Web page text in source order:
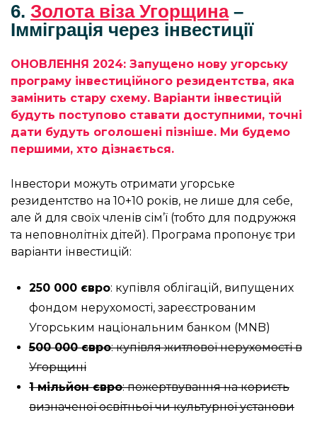
6. Золота віза Угорщина–
Імміграція через інвестиції
ОНОВЛЕННЯ 2024: Запущено нову угорську
програму інвестиційного резидентства, яка
замінить стару схему. Варіанти інвестицій
будуть поступово ставати доступними, точні
дати будуть оголошені пізніше. Ми будемо
першими, хто дізнається.
Інвестори можуть отримати угорське
резидентство на 10+10 років, не лише для себе,
але й для своїх членів сім’ї (тобто для подружжя
та неповнолітніх дітей). Програма пропонує три
варіанти інвестицій:
250 000 євро: купівля облігацій, випущених
фондом нерухомості, зареєстрованим
Угорським національним банком (MNB)
500 000 євро: купівля житлової нерухомості в
Угорщині
1 мільйон євро: пожертвування на користь
визначеної освітньої чи культурної установи